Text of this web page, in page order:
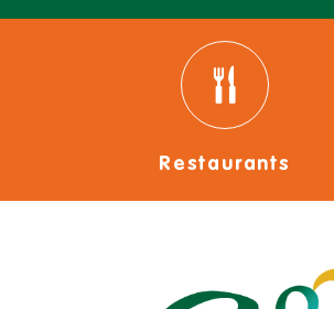
Restaurants